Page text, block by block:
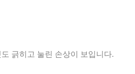
긁히고 눌린 손상이 보입니다.